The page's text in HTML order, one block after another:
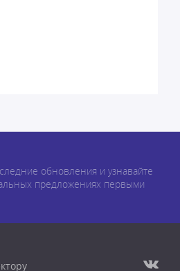
обновления и узнавайте
предложениях первыми